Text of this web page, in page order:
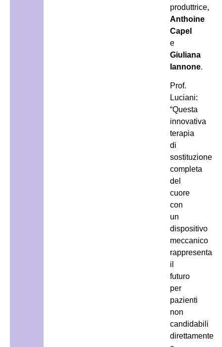
produttrice,
Anthoine
Capel
e
Giuliana
Iannone.
Prof.
Luciani:
“Questa
innovativa
terapia
di
sostituzione
completa
del
cuore
con
un
dispositivo
meccanico
rappresenta
il
futuro
per
pazienti
non
candidabili
direttamente